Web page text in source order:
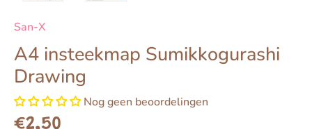
San-X
A4 insteekmap Sumikkogurashi
Drawing
Nog geen beoordelingen
€2,50